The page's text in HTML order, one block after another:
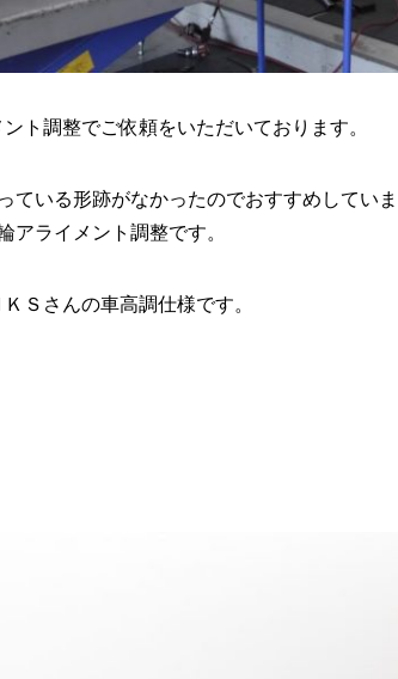
ト調整でご依頼をいただいております。
ている形跡がなかったのでおすすめしていま
アライメント調整です。
Ｓさんの車高調仕様です。